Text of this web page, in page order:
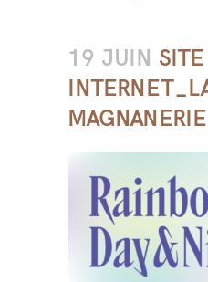
19 JUIN SITE